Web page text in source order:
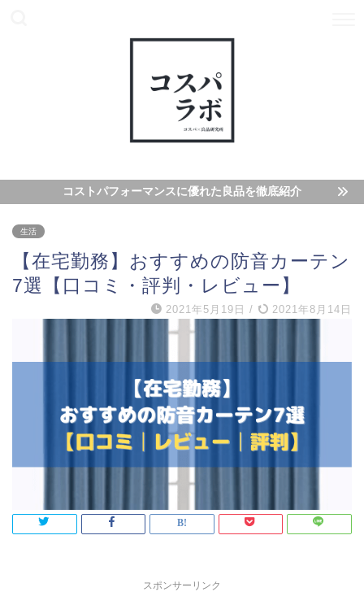
コストパフォーマンスに優れた良品を徹底紹介
生活
【在宅勤務】おすすめの防音カーテン
7選【口コミ・評判・レビュー】
2021年5月19日 / 2021年8月14日
スポンサーリンク